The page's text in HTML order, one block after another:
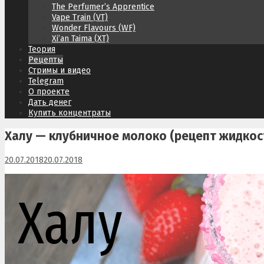
The Perfumer’s Apprentice
Vape Train (VT)
Wonder Flavours (WF)
Xi’an Taima (XT)
Теория
Рецепты
Стримы и видео
Telegram
О проекте
Дать денег
Купить концентраты
Халу — клубничное молоко (рецепт
20.07.201820.07.2018